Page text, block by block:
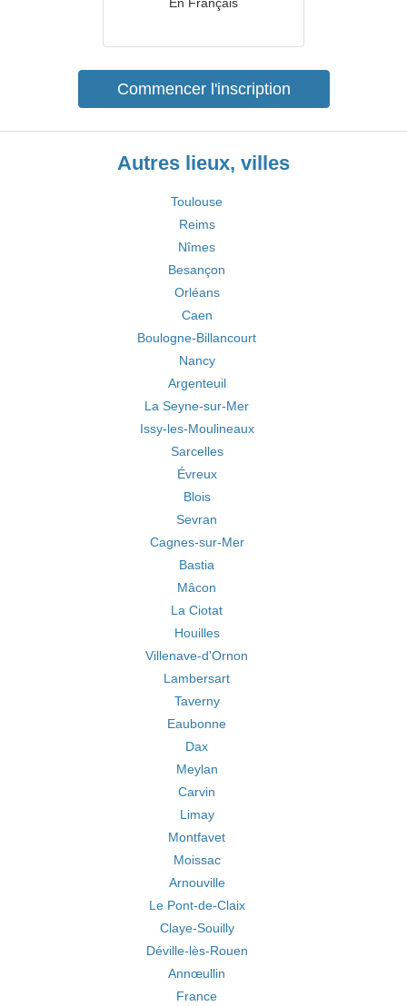
Commencer l'inscription
Autres lieux, villes
Toulouse
Reims
Nîmes
Besançon
Orléans
Caen
Boulogne-Billancourt
Nancy
Argenteuil
La Seyne-sur-Mer
Issy-les-Moulineaux
Sarcelles
Évreux
Blois
Sevran
Cagnes-sur-Mer
Bastia
Mâcon
La Ciotat
Houilles
Villenave-d'Ornon
Lambersart
Taverny
Eaubonne
Dax
Meylan
Carvin
Limay
Montfavet
Moissac
Arnouville
Le Pont-de-Claix
Claye-Souilly
Déville-lès-Rouen
Annœullin
France